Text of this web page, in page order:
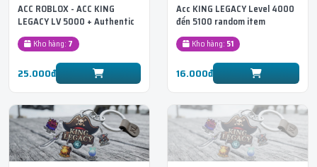
ACC ROBLOX - ACC KING
LEGACY LV 5000 + Authentic
Triple Katana Sword
Kho hàng: 7
25.000đ
Acc KING LEGACY Level 4000
đến 5100 random item
Kho hàng: 51
16.000đ